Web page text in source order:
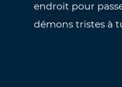
endroit pour
démons tristes à